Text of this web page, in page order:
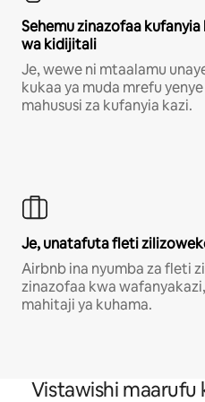
Sehemu zinazofaa
wa kidijitali
Je, wewe ni mtaalamu
kukaa ya muda mrefu
mahususi za kufanyia kazi.
Je, unatafuta fleti
Airbnb ina nyumba za fleti
zinazofaa kwa
mahitaji ya kuhama.
Vistawishi maarufu